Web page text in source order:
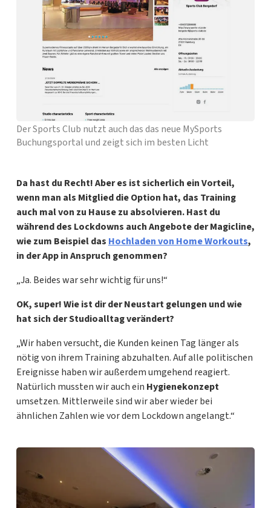
Der Sports Club nutzt auch das das neue MySports
Buchungsportal und zeigt sich im besten Licht
Da hast du Recht! Aber es ist sicherlich ein Vorteil,
wenn man als Mitglied die Option hat, das Training
auch mal von zu Hause zu absolvieren.Hast du
während des Lockdowns auch Angebote der Magicline,
wie zum Beispiel das Hochladen von Home Workouts,
in der App in Anspruch genommen?
„Ja. Beides war sehr wichtig für uns!“
OK, super!Wie ist dir der Neustart gelungen und wie
hat sich der Studioalltag verändert?
„Wir haben versucht, die Kunden keinen Tag länger als
nötig von ihrem Training abzuhalten. Auf alle politischen
Ereignisse haben wir außerdem umgehend reagiert.
Natürlich mussten wir auch ein Hygienekonzept
umsetzen. Mittlerweile sind wir aber wieder bei
ähnlichen Zahlen wie vor dem Lockdown angelangt.“